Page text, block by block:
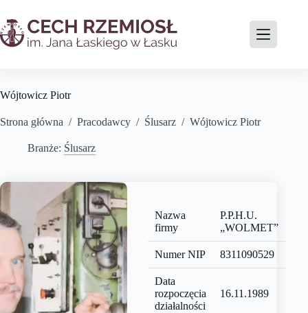
Wójtowicz Piotr
Strona główna / Pracodawcy / Ślusarz / Wójtowicz Piotr
Branże: Ślusarz
Nazwa
firmy
P.P.H.U.
„WOLMET”
Numer NIP 8311090529
Data
rozpoczęcia
działalności
16.11.1989